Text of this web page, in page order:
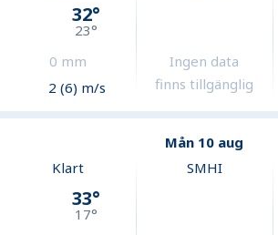
32°
23°
0 mm
2 (6) m/s
Ingen data
finns tillgänglig
Mån 10 aug
Klart
33°
17°
SMHI